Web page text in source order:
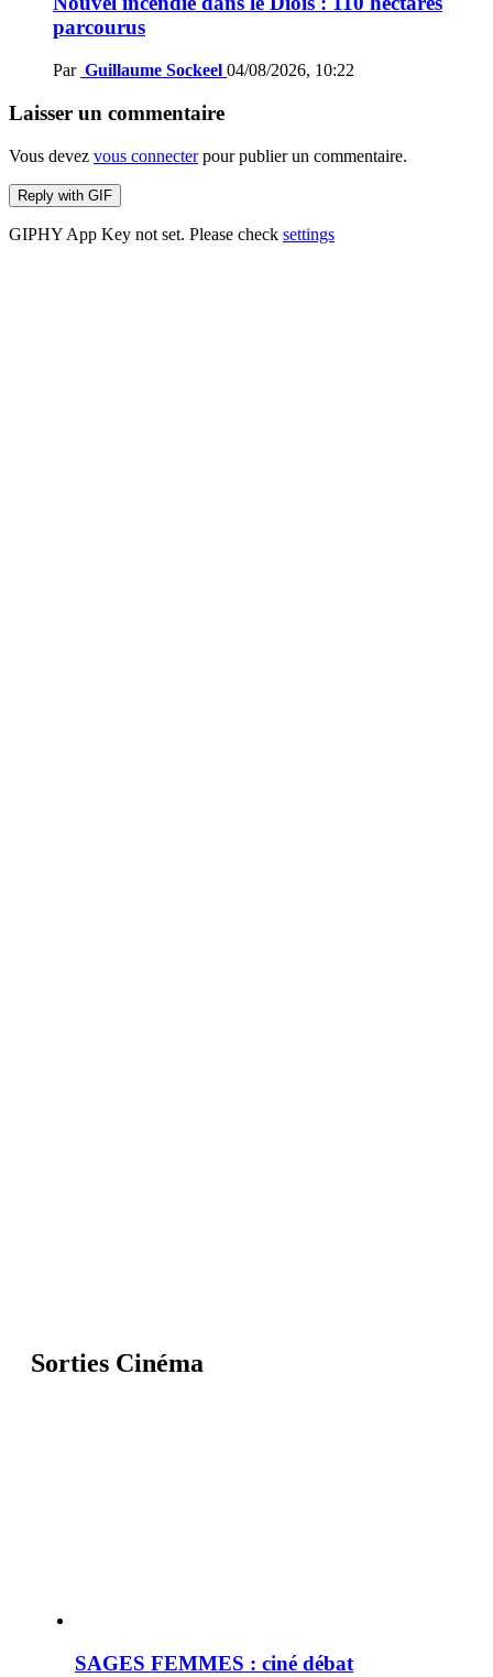
parcourus
Par Guillaume Sockeel 04/08/2026, 10:22
Laisser un commentaire
Vous devez vous connecterpour publier un commentaire.
Reply with GIF
GIPHY App Key not set. Please check settings
Sorties Cinéma
SAGES FEMMES : ciné débat